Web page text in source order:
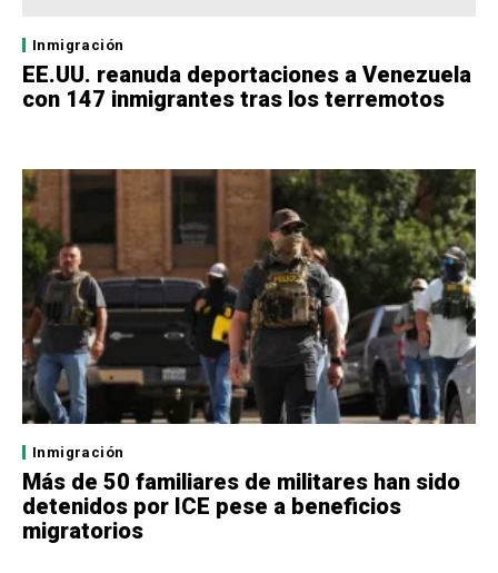
Inmigración
EE.UU. reanuda deportaciones a Venezuela
con 147 inmigrantes tras los terremotos
Inmigración
Más de 50 familiares de militares han sido
detenidos por ICE pese a beneficios
migratorios